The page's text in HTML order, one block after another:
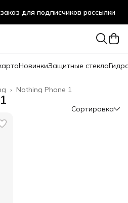
для подписчиков рассылки
НовинкиЗащитные стекла
Nothing Phone 1
›
Сортировка